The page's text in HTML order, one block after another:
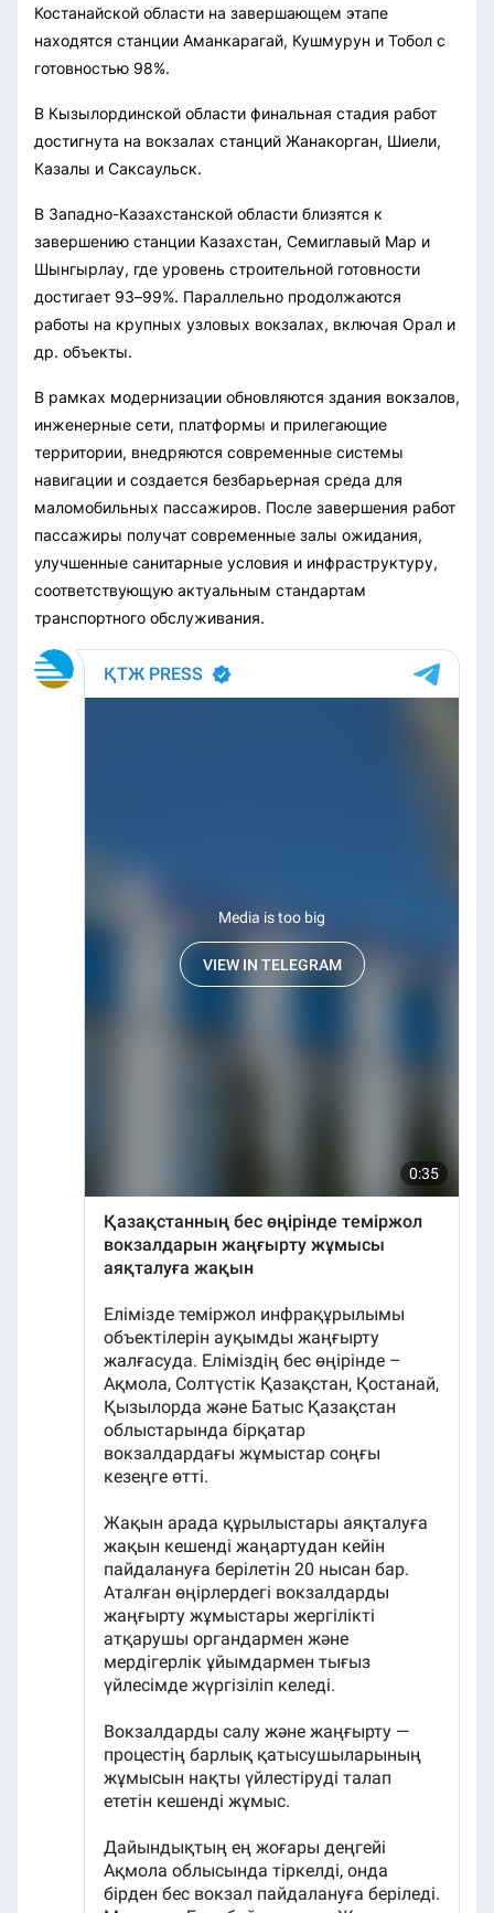
Костанайской области на завершающем этапе
находятся станции Аманкарагай, Кушмурун и Тобол с
готовностью 98%.
В Кызылординской области финальная стадия работ
достигнута на вокзалах станций Жанакорган, Шиели,
Казалы и Саксаульск.
В Западно-Казахстанской области близятся к
завершению станции Казахстан, Семиглавый Мар и
Шынгырлау, где уровень строительной готовности
достигает 93–99%. Параллельно продолжаются
работы на крупных узловых вокзалах, включая Орал и
др. объекты.
В рамках модернизации обновляются здания вокзалов,
инженерные сети, платформы и прилегающие
территории, внедряются современные системы
навигации и создается безбарьерная среда для
маломобильных пассажиров. После завершения работ
пассажиры получат современные залы ожидания,
улучшенные санитарные условия и инфраструктуру,
соответствующую актуальным стандартам
транспортного обслуживания.